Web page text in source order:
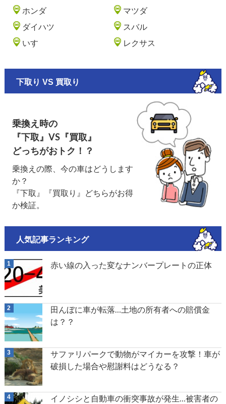
ホンダ
マツダ
ダイハツ
スバル
いすゞ
レクサス
下取り VS 買取り
乗換え時の
『下取』VS『買取』
どっちがおトク！？
乗換えの際、今の車はどうします
か？
『下取』『買取り』どちらがお得
か検証。
人気記事ランキング
赤い線の入った変なナンバープレートの正体
田んぼに車が転落…土地の所有者への賠償金
は？？
サファリパークで動物がマイカーを攻撃！車が
破損した場合や慰謝料はどうなる？
イノシシと自動車の衝突事故が発生…被害者の